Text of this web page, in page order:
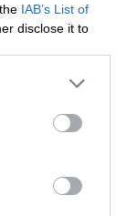
IAB’s List of
disclose it to
seiliedig ar
y mae'r
Cymunedau
trydydd
wedi cau, a
cyn hir.